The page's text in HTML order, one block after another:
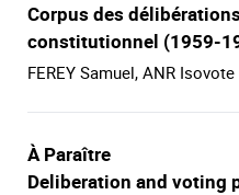
Corpus des
constitutionnel (1959-
FEREY Samuel, ANR Isovote
À Paraître
Deliberation and voting